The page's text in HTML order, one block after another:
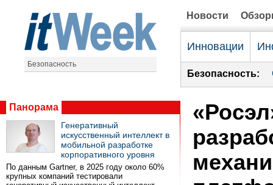
Безопасность
Новости
Инновации
Безопасность:
Панорама
Генеративный
искусственный интеллект в
мобильной разработке
корпоративного уровня
По данным Gartner, в 2025 году около 60%
крупных компаний тестировали